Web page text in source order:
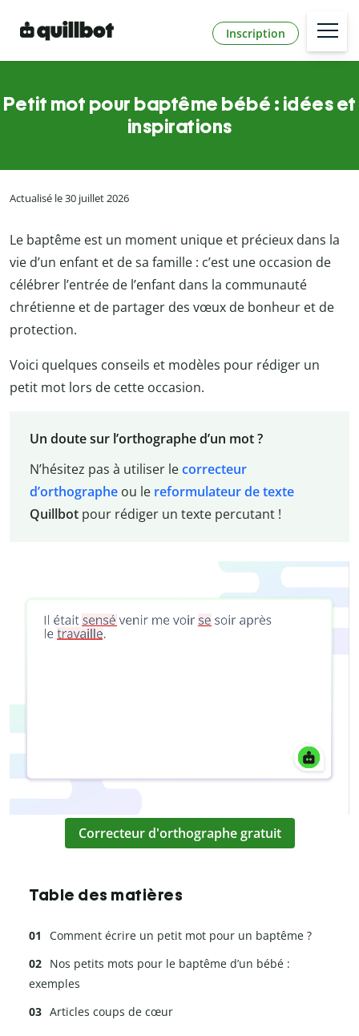
Inscription
Petit mot pour baptême bébé : idées et
inspirations
Actualisé le 30 juillet 2026
Le baptême est un moment unique et précieux dans la
vie d’un enfant et de sa famille : c’est une occasion de
célébrer l’entrée de l’enfant dans la communauté
chrétienne et de partager des vœux de bonheur et de
protection.
Voici quelques conseils et modèles pour rédiger un
petit mot lors de cette occasion.
Un doute sur l’orthographe d’un mot ?
N’hésitez pas à utiliser lecorrecteur
d’orthographeou le reformulateur de texte
Quillbot pour rédiger un texte percutant !
Correcteur d'orthographe gratuit
Table des matières
Comment écrire un petit mot pour un baptême ?
Nos petits mots pour le baptême d’un bébé :
exemples
Articles coups de cœur